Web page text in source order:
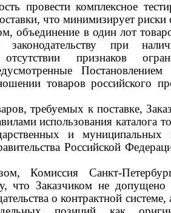
провести комплексное
что минимизирует риски
объединение в один лот
при
признаков
товаров российского
требуемых к поставке,
использования каталога
и
Российской
Комиссия Санкт-
что Заказчиком не допущено
о контрактной